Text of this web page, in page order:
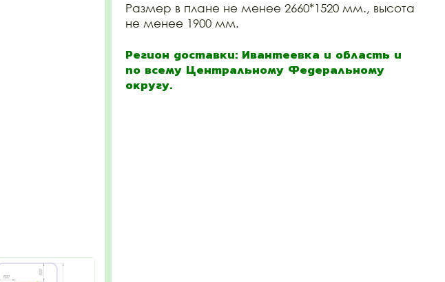
Размер в плане не менее 2660*1520 мм., высота
не менее 1900 мм.
Регион доставки: Ивантеевка и область и
по всему Центральному Федеральному
округу.